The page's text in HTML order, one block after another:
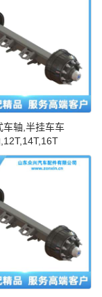
车轴,半挂车车